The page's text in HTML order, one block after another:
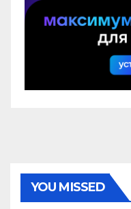
YOU MISSED